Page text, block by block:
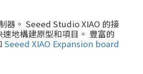
器。 Seeed Studio XIAO 的接
地構建原型和項目。 豐富的
Seeed XIAO Expansion board